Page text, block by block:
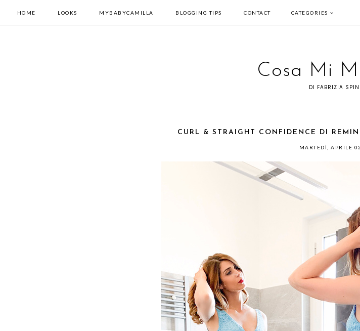
HOME LOOKS MYBABYCAMILLA BLOGGING TIPS CONTACT CATEGORIES
Cosa Mi
DI FABRIZIA
CURL & STRAIGHT CONFIDENCE DI
MARTEDÌ, APRILE